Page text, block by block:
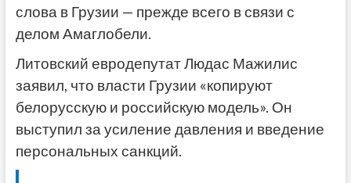
слова в Грузии — прежде всего в связи с
делом Амаглобели.
Литовский евродепутат Людас Мажилис
заявил, что власти Грузии «копируют
белорусскую и российскую модель». Он
выступил за усиление давления и введение
персональных санкций.